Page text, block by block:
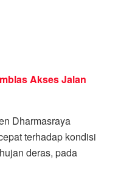
Akses Jalan
Dharmasraya
terhadap kondisi
deras, pada